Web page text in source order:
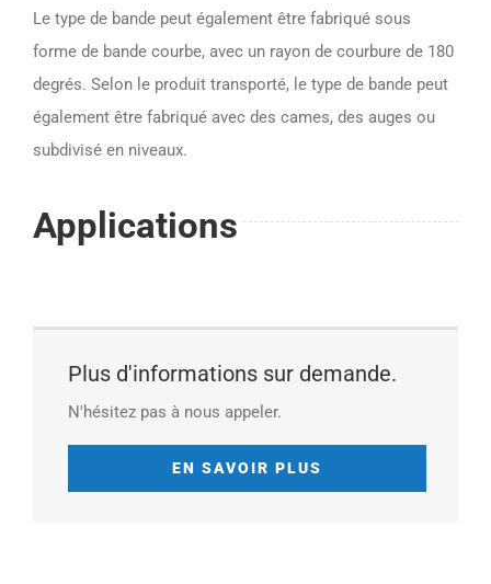
Le type de bande peut également être fabriqué sous
forme de bande courbe, avec un rayon de courbure de 180
degrés. Selon le produit transporté, le type de bande peut
également être fabriqué avec des cames, des auges ou
subdivisé en niveaux.
Applications
Plus d'informations sur demande.
N'hésitez pas à nous appeler.
EN SAVOIR PLUS